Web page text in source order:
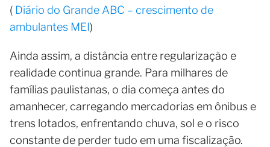
( Diário do Grande ABC – crescimento de
ambulantes MEI)
Ainda assim, a distância entre regularização e
realidade continua grande. Para milhares de
famílias paulistanas, o dia começa antes do
amanhecer, carregando mercadorias em ônibus e
trens lotados, enfrentando chuva, sol e o risco
constante de perder tudo em uma fiscalização.